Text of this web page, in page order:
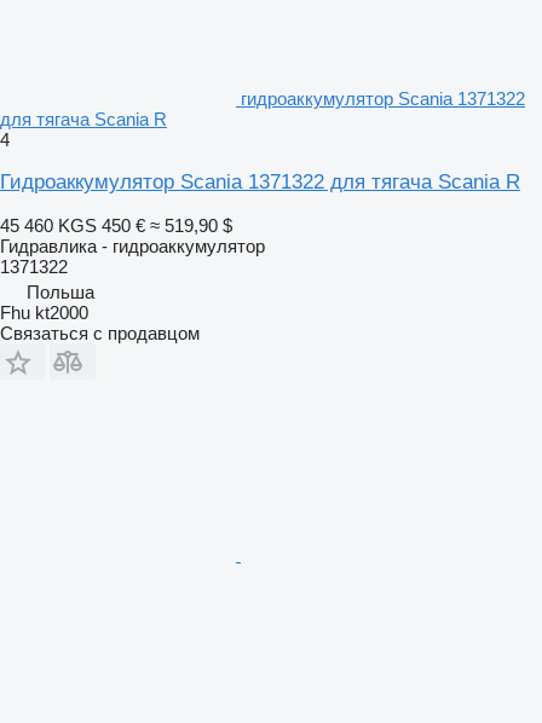
гидроаккумулятор Scania 1371322
для тягача Scania R
4
Гидроаккумулятор Scania 1371322 для тягача Scania R
45 460 KGS 450 € ≈ 519,90 $
Гидравлика - гидроаккумулятор
1371322
Польша
Fhu kt2000
Связаться с продавцом